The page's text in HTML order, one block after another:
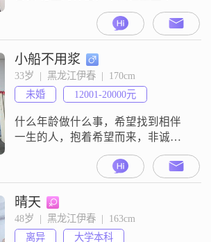
已退休。会员到期，看不见美女发
的信息请见谅。会员到期了
小船不用浆
33岁  |  黑龙江伊春  |  170cm
未婚
12001-20000元
什么年龄做什么事，希望找到相伴
一生的人，抱着希望而来，非诚勿
晴天
48岁  |  黑龙江伊春  |  163cm
离异
大学本科